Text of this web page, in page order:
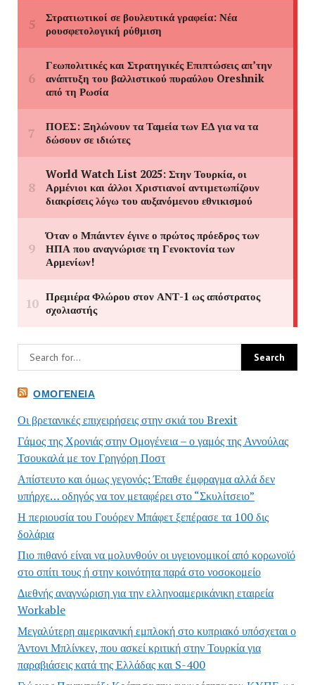
ΟΜΟΓΈΝΕΙΑ
Οι βρετανικές επιχειρήσεις στην σκιά του Brexit
Γάμος της Χρονιάς στην Ομογένεια – ο γαμός της Αννούλας
Τσουκαλά με τον Γρηγόρη Ποστ
Απίστευτο και όμως γεγονός: Έπαθε έμφραγμα αλλά δεν
υπήρχε… οδηγός να τον μεταφέρει στο “Σκυλίτσειο”
Η περιουσία του Γουόρεν Μπάφετ ξεπέρασε τα 100 δις
δολάρια
Πιο πιθανό είναι να μολυνθούν οι υγειονομικοί από κορωνοϊό
στο σπίτι τους ή στην κοινότητα παρά στο νοσοκομείο
Διεθνής αναγνώριση για την ελληνοαμερικάνικη εταιρεία
Workable
Μεγαλύτερη αμερικανική εμπλοκή στο κυπριακό υπόσχεται ο
Άντονι Μπλίνκεν, που ασκεί κριτική στην Τουρκία για
παραβιάσεις κατά της Ελλάδας και S-400